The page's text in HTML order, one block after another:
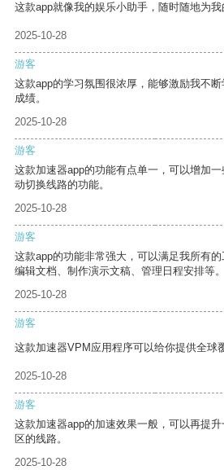
这款app就像我的娱乐小助手，随时随地为我
2025-10-28
游客
这款app的学习氛围很浓厚，能够激励我不
成绩。
2025-10-28
游客
这款加速器app的功能有点单一，可以增加
动切换线路的功能。
2025-10-28
游客
这款app的功能非常强大，可以满足我所有
编辑文档、制作演示文稿、管理日程安排等。
2025-10-28
游客
这款加速器VPM应用程序可以给你提供全球
2025-10-28
游客
这款加速器app的加速效果一般，可以再提
区的线路。
2025-10-28